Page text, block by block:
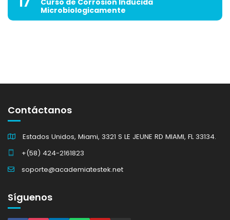
Microbiologicamente
Contáctanos
Estados Unidos, Miami, 3321 S LE JEUNE RD MIAMI, FL 33134.
+(58) 424-2161823
soporte@academiatestek.net
Síguenos